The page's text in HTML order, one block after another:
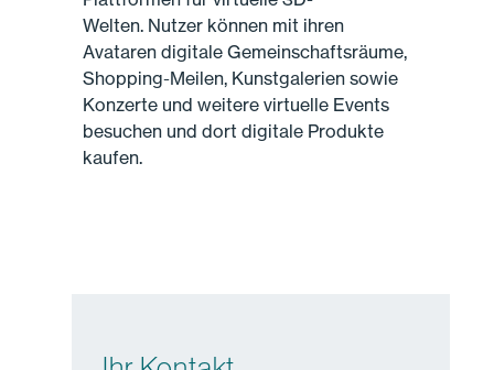
Welten. Nutzer können mit ihren
Avataren digitale Gemeinschaftsräume,
Shopping-Meilen, Kunstgalerien sowie
Konzerte und weitere virtuelle Events
besuchen und dort digitale Produkte
kaufen.